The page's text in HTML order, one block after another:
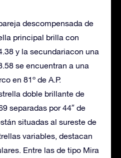
descompensada de
principal brilla con
y la secundariacon una
se encuentran a una
en 81º de A.P.
doble brillante de
separadas por 44″ de
situadas al sureste de
variables, destacan
Entre las de tipo Mira